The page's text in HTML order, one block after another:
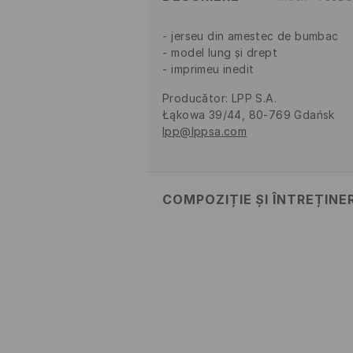
jerseu din amestec de bumbac
model lung și drept
imprimeu inedit
Producător: LPP S.A.
Łąkowa 39/44, 80-769 Gdańsk
lpp@lppsa.com
COMPOZIȚIE ȘI